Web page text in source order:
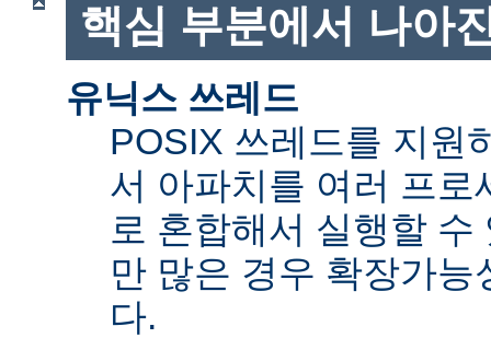
핵심 부분에서 나아
유닉스 쓰레드
POSIX 쓰레드를 지원
서 아파치를 여러 프로
로 혼합해서 실행할
만 많은 경우 확장가
다.